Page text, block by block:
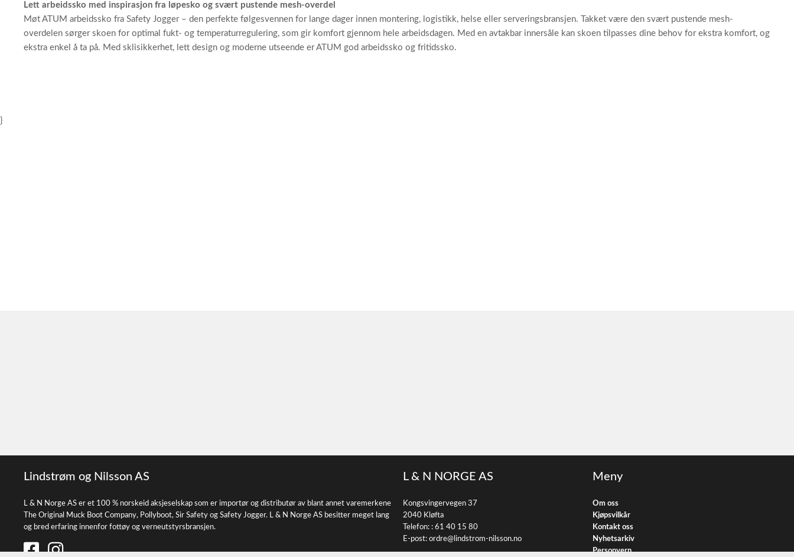
Lett arbeidssko med inspirasjon fra løpesko og svært pustende mesh-overdel
Møt ATUM arbeidssko fra Safety Jogger – den perfekte følgesvennen for lange dager innen montering, logistikk, helse eller serveringsbransjen. Takket være den svært pustende mesh-
overdelen sørger skoen for optimal fukt- og temperaturregulering, som gir komfort gjennom hele arbeidsdagen. Med en avtakbar innersåle kan skoen tilpasses dine behov for ekstra komfort, og
ekstra enkel å ta på. Med sklisikkerhet, lett design og moderne utseende er ATUM god arbeidssko og fritidssko.
}
Lindstrøm og Nilsson AS
L & N Norge AS er et 100 % norskeid aksjeselskap som er importør og distributør av blant annet varemerkene
The Original Muck Boot Company, Pollyboot, Sir Safety og Safety Jogger. L & N Norge AS besitter meget lang
og bred erfaring innenfor fottøy og verneutstyrsbransjen.
L & N NORGE AS
Kongsvingervegen 37
2040 Kløfta
Telefon: : 61 40 15 80
E-post: ordre@lindstrom-nilsson.no
Meny
Om oss
Kjøpsvilkår
Kontakt oss
Nyhetsarkiv
Personvern